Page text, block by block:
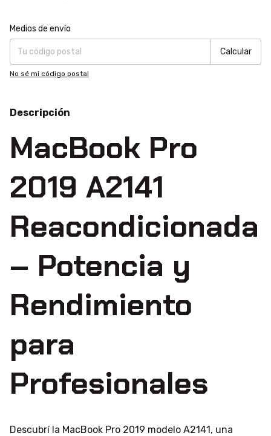
Entregas para el CP:
Medios de envío
Calcular
No sé mi código postal
Descripción
MacBook Pro
2019 A2141
Reacondicionada
– Potencia y
Rendimiento
para
Profesionales
Descubrí la MacBook Pro 2019 modelo A2141, una